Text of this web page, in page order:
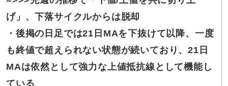
げ」、下落サイクルからは脱却
・後掲の 日足では21日MAを下抜けて以降、一度
も終値で超えられない状態が続いており、21日
MAは依然として強力な上値抵抗線として機能し
ている